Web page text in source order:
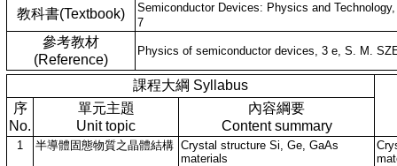
教科書(Textbook)
Semiconductor Devices: Physics and
7
參考教材
(Reference)
Physics of semiconductor devices, 3 e, S. M.
課程大綱 Syllabus
序
No.
單元主題
Unit topic
內容綱要
Content summary
1 半導體固態物質之晶體結構 Crystal structure Si, Ge, GaAs
materials